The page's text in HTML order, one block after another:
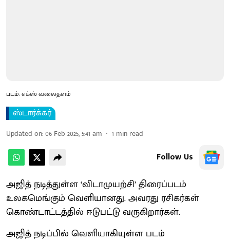
படம்: எக்ஸ் வலைதளம்
ஸ்டார்க்கர்
Updated on:06 Feb 2025, 5:41 am 1 min read
Follow Us
அஜித் நடித்துள்ள ‘விடாமுயற்சி’ திரைப்படம்
உலகமெங்கும் வெளியானது. அவரது ரசிகர்கள்
கொண்டாட்டத்தில் ஈடுபட்டு வருகிறார்கள்.
அஜித் நடிப்பில் வெளியாகியுள்ள படம்